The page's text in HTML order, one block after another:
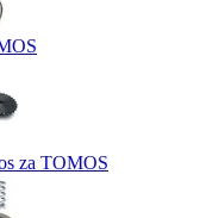
za TOMOS